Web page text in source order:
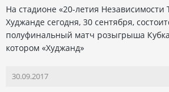
На стадионе «20-летия Независимости
Худжанде сегодня, 30 сентября,
полуфинальный матч розыгрыша
котором «Худжанд»
30.09.2017